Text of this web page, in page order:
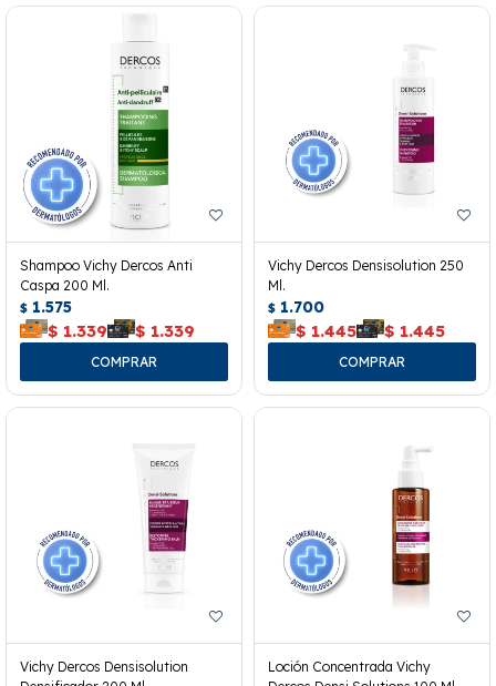
Shampoo Vichy Dercos Anti
Caspa 200 Ml.
$ 1.575
$ 1.339 $ 1.339
Vichy Dercos Densisolution 250
Ml.
$ 1.700
$ 1.445 $ 1.445
Vichy Dercos Densisolution
Loción Concentrada Vichy